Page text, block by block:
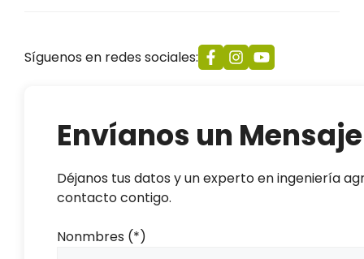
Síguenos en redes sociales:
Envíanos un Mensaje
Déjanos tus datos y un experto en ingeniería
contacto contigo.
Nonmbres (*)